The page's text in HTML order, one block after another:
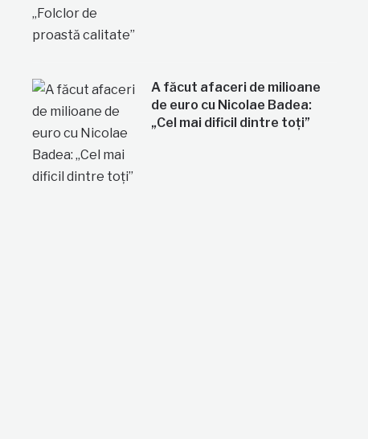
A făcut afaceri de milioane
de euro cu Nicolae Badea:
„Cel mai dificil dintre toți”